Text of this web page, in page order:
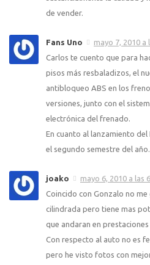
de vender.
Fans Uno
mayo 7, 2010 a
Carlos te cuento que para
pisos más resbaladizos, el
antibloqueo ABS en los
versiones, junto con el
electrónica del frenado.
En cuanto al lanzamiento
el segundo semestre del año.
joako
mayo 6, 2010 a las
Coincido con Gonzalo no
cilindrada pero tiene mas
que andaran en prestaciones
Con respecto al auto no es
pero he visto fotos con